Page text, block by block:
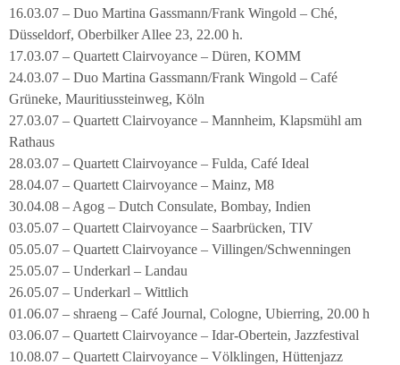
16.03.07 – Duo Martina Gassmann/Frank Wingold – Ché,
Düsseldorf, Oberbilker Allee 23, 22.00 h.
17.03.07 – Quartett Clairvoyance – Düren, KOMM
24.03.07 – Duo Martina Gassmann/Frank Wingold – Café
Grüneke, Mauritiussteinweg, Köln
27.03.07 – Quartett Clairvoyance – Mannheim, Klapsmühl am
Rathaus
28.03.07 – Quartett Clairvoyance – Fulda, Café Ideal
28.04.07 – Quartett Clairvoyance – Mainz, M8
30.04.08 – Agog – Dutch Consulate, Bombay, Indien
03.05.07 – Quartett Clairvoyance – Saarbrücken, TIV
05.05.07 – Quartett Clairvoyance – Villingen/Schwenningen
25.05.07 – Underkarl – Landau
26.05.07 – Underkarl – Wittlich
01.06.07 – shraeng – Café Journal, Cologne, Ubierring, 20.00 h
03.06.07 – Quartett Clairvoyance – Idar-Obertein, Jazzfestival
10.08.07 – Quartett Clairvoyance – Völklingen, Hüttenjazz